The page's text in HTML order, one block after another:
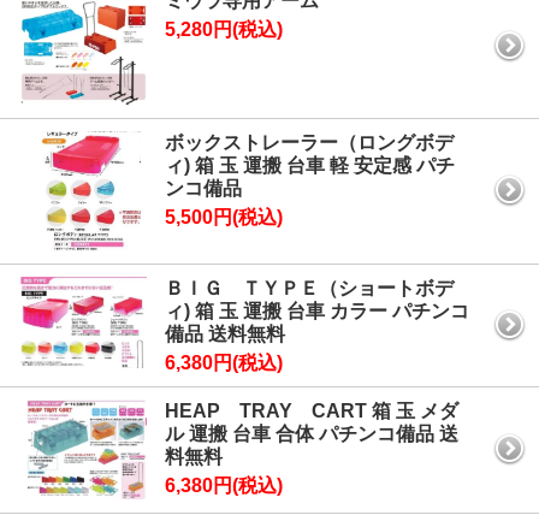
5,280円(税込)
ボックストレーラー（ロングボデ
ィ) 箱 玉 運搬 台車 軽 安定感 パチ
ンコ備品
5,500円(税込)
ＢＩＧ ＴＹＰＥ（ショートボデ
ィ) 箱 玉 運搬 台車 カラー パチンコ
備品 送料無料
6,380円(税込)
HEAP TRAY CART 箱 玉 メダ
ル 運搬 台車 合体 パチンコ備品 送
料無料
6,380円(税込)